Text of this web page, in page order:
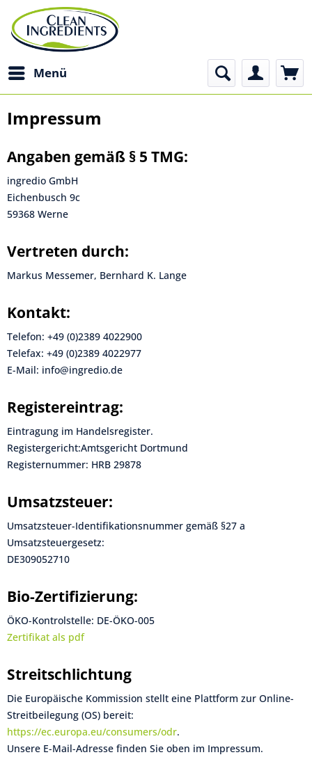
Menü
Impressum
Angaben gemäß § 5 TMG:
ingredio GmbH
Eichenbusch 9c
59368 Werne
Vertreten durch:
Markus Messemer, Bernhard K. Lange
Kontakt:
Telefon: +49 (0)2389 4022900
Telefax: +49 (0)2389 4022977
E-Mail: info@ingredio.de
Registereintrag:
Eintragung im Handelsregister.
Registergericht:Amtsgericht Dortmund
Registernummer: HRB 29878
Umsatzsteuer:
Umsatzsteuer-Identifikationsnummer gemäß §27 a
Umsatzsteuergesetz:
DE309052710
Bio-Zertifizierung:
ÖKO-Kontrolstelle: DE-ÖKO-005
Zertifikat als pdf
Streitschlichtung
Die Europäische Kommission stellt eine Plattform zur Online-
Streitbeilegung (OS) bereit:
https://ec.europa.eu/consumers/odr.
Unsere E-Mail-Adresse finden Sie oben im Impressum.